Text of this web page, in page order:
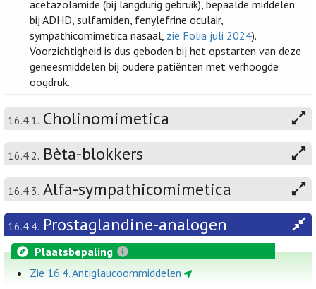
acetazolamide (bij langdurig gebruik), bepaalde middelen
bij ADHD, sulfamiden, fenylefrine oculair,
sympathicomimetica nasaal, zie Folia juli 2024).
Voorzichtigheid is dus geboden bij het opstarten van deze
geneesmiddelen bij oudere patiënten met verhoogde
oogdruk.
16.4.1. Cholinomimetica
16.4.2. Bèta-blokkers
16.4.3. Alfa-sympathicomimetica
16.4.4. Prostaglandine-analogen
Plaatsbepaling
Zie 16.4. Antiglaucoommiddelen